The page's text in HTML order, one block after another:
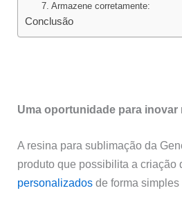
7. Armazene corretamente:
Conclusão
Uma oportunidade para inovar
A resina para sublimação da
produto que possibilita a criação
personalizados de forma simples